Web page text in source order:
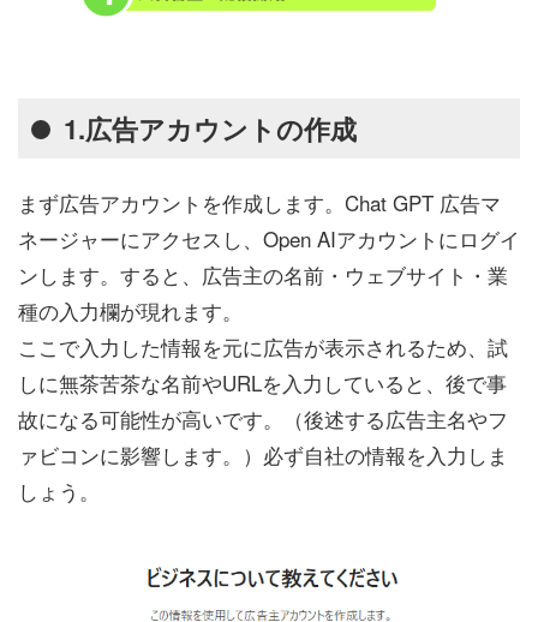
1.広告アカウントの作成
まず広告アカウントを作成します。Chat GPT 広告マ
ネージャーにアクセスし、Open AIアカウントにログイ
ンします。すると、広告主の名前・ウェブサイト・業
種の入力欄が現れます。
ここで入力した情報を元に広告が表示されるため、試
しに無茶苦茶な名前やURLを入力していると、後で事
故になる可能性が高いです。（後述する広告主名やフ
ァビコンに影響します。）必ず自社の情報を入力しま
しょう。